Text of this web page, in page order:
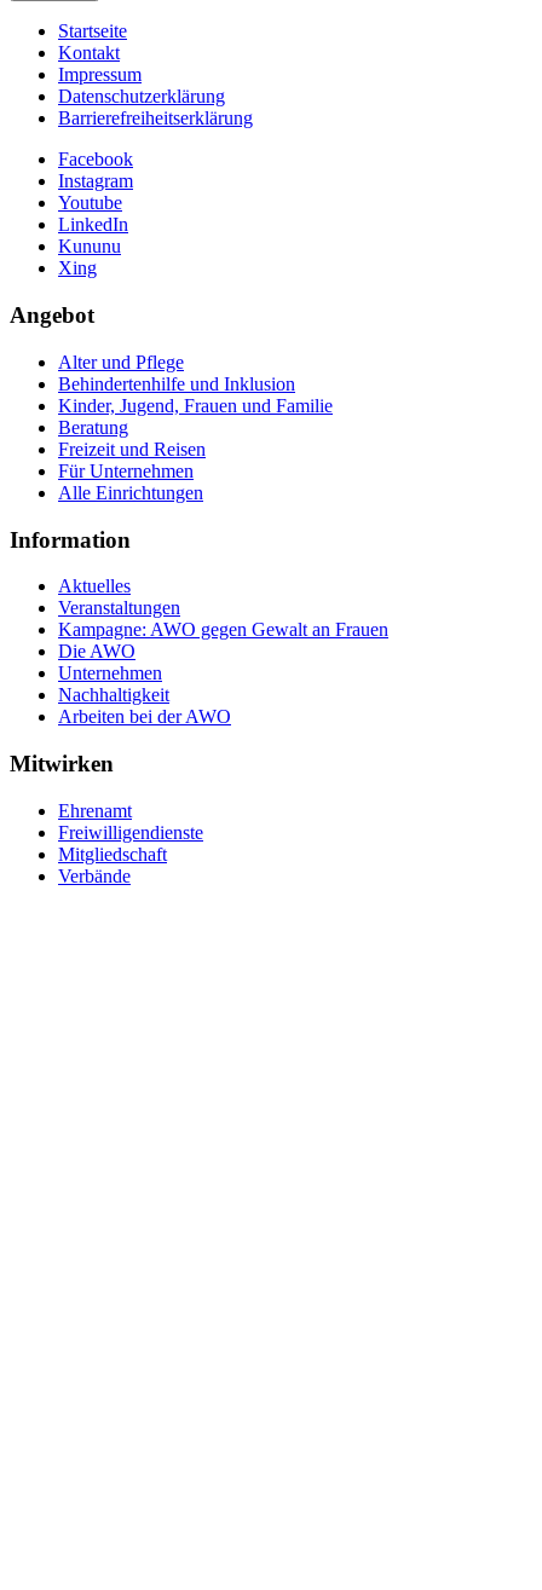
Startseite
Kontakt
Impressum
Datenschutzerklärung
Barrierefreiheitserklärung
Facebook
Instagram
Youtube
LinkedIn
Kununu
Xing
Angebot
Alter und Pflege
Behindertenhilfe und Inklusion
Kinder, Jugend, Frauen und Familie
Beratung
Freizeit und Reisen
Für Unternehmen
Alle Einrichtungen
Information
Aktuelles
Veranstaltungen
Kampagne: AWO gegen Gewalt an Frauen
Die AWO
Unternehmen
Nachhaltigkeit
Arbeiten bei der AWO
Mitwirken
Ehrenamt
Freiwilligendienste
Mitgliedschaft
Verbände